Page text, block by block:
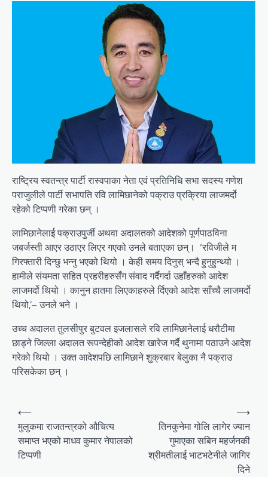
राष्ट्रिय स्वतन्त्र पार्टी रास्वपाका नेता एवं प्रतिनिधि सभा सदस्य गणेश
पराजुलीले पार्टी सभापति रवि लामिछानेको पक्राउ प्रक्रिया लाजमर्दो
रहेको टिप्पणी गरेका छन् ।
लामिछानेलाई पक्राउपुर्जी अथवा अदालतको आदेशको पूर्णपाठविना
जबर्जस्ती आएर उठाएर लिएर गएको उनले बताएका छन्। ‘रविजीले म
गिरफ्तारी दिन्छु भन्नु भएको थियो । केही समय दिनुस् भन्दै हुनुहुन्थ्यो ।
हामीले संयमता सहित प्रहरीहरुसँग संवाद गर्दैगर्दा उहाँहरुको आदेश
लाजमर्दो थियो । कानुन हातमा लिएकाहरुले र्दिएको आदेश साँच्चै लाजमर्दो
थियो,’– उनले भने ।
उच्च अदालत तुलसीपुर बुटवल इजलासले रवि लामिछानेलाई धरौटीमा
छाड्ने जिल्ला अदालत रूपन्देहीको आदेश खारेज गर्दै थुनामा पठाउने आदेश
गरेको थियो । उक्त आदेशपछि लामिछाने शुक्रबार बेलुका नै पक्राउ
परिसकेका छन् ।
Post
navigation
⟵
मुलुकमा राजतन्त्रको औचित्य
समाप्त भएको माधव कुमार नेपालको
टिप्पणी
तिनकुनेमा गोलि लागेर ज्यान
गुमाएका सबिन महर्जनकी
श्रीमतीलाई भाटभटेनीले जागिर
दिने
⟶